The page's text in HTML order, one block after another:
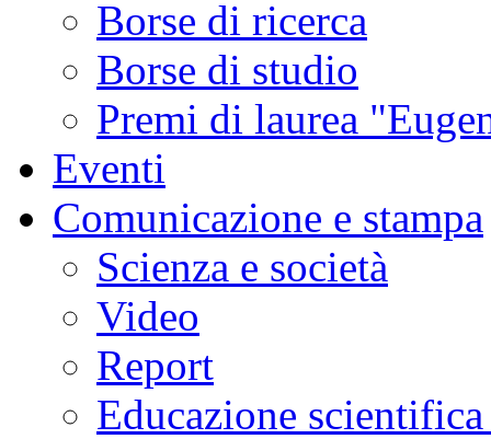
Borse di ricerca
Borse di studio
Premi di laurea
Eventi
Comunicazione e stampa
Scienza e società
Video
Report
Educazione